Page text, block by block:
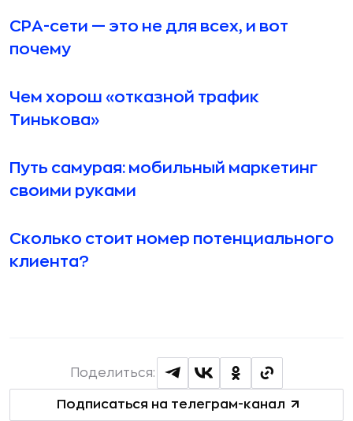
СРА-сети — это не для всех, и вот
почему
Чем хорош «отказной трафик
Тинькова»
Путь самурая: мобильный маркетинг
своими руками
Сколько стоит номер потенциального
клиента?
Подписаться на телеграм-канал
Поделиться: